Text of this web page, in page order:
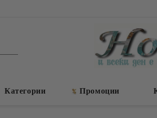
Категории Промоции